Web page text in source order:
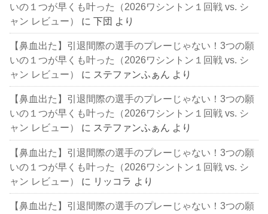
いの１つが早くも叶った（2026ワシントン１回戦 vs. シ
ャン レビュー）
に下団 より
【鼻血出た】引退間際の選手のプレーじゃない！3つの願
いの１つが早くも叶った（2026ワシントン１回戦 vs. シ
ャン レビュー）
に ステファンふぁん より
【鼻血出た】引退間際の選手のプレーじゃない！3つの願
いの１つが早くも叶った（2026ワシントン１回戦 vs. シ
ャン レビュー）
に ステファンふぁん より
【鼻血出た】引退間際の選手のプレーじゃない！3つの願
いの１つが早くも叶った（2026ワシントン１回戦 vs. シ
ャン レビュー）
に リッコラ より
【鼻血出た】引退間際の選手のプレーじゃない！3つの願